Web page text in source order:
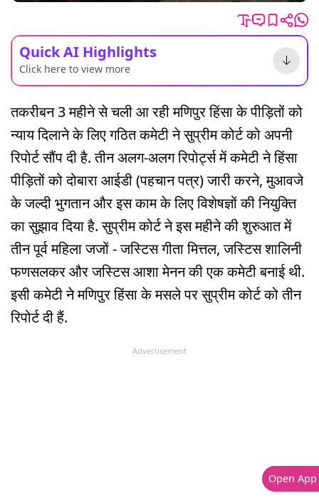
Quick AI Highlights
Click here to view more
तकरीबन 3 महीने से चली आ रही मणिपुर हिंसा के पीड़ितों को
न्याय दिलाने के लिए गठित कमेटी ने सुप्रीम कोर्ट को अपनी
रिपोर्ट सौंप दी है. तीन अलग-अलग रिपोर्ट्स में कमेटी ने हिंसा
पीड़ितों को दोबारा आईडी (पहचान पत्र) जारी करने, मुआवजे
के जल्दी भुगतान और इस काम के लिए विशेषज्ञों की नियुक्ति
का सुझाव दिया है. सुप्रीम कोर्ट ने इस महीने की शुरुआत में
तीन पूर्व महिला जजों - जस्टिस गीता मित्तल, जस्टिस शालिनी
फणसलकर और जस्टिस आशा मेनन की एक कमेटी बनाई थी.
इसी कमेटी ने मणिपुर हिंसा के मसले पर सुप्रीम कोर्ट को तीन
रिपोर्ट दी हैं.
Advertisement
Open App